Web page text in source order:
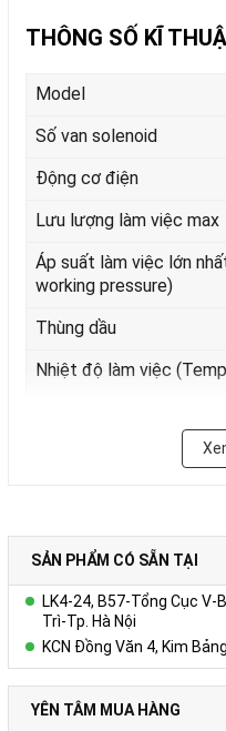
THÔNG SỐ KĨ
Model
Số van solenoid
Động cơ điện
Lưu lượng làm việc max
Áp suất làm việc lớn
working pressure)
Thùng dầu
Nhiệt độ làm việc
tư vấn
SẢN PHẨM CÓ SẴN TẠI
LK4-24, B57-Tổng Cục V-
Trì-Tp. Hà Nội
KCN Đồng Văn 4, Kim
YÊN TÂM MUA HÀNG